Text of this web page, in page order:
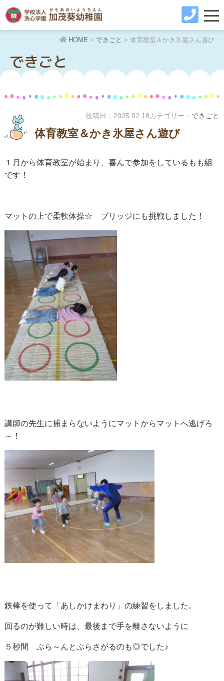
できごと
HOME > できごと >体育教室＆かき氷屋さん遊び
投稿日： 2025.02.18カテゴリー： できごと
体育教室＆かき氷屋さん遊び
１月から体育教室が始まり、喜んで参加をしているもも組
です！
マットの上で柔軟体操☆ ブリッジにも挑戦しました！
講師の先生に捕まらないようにマットからマットへ逃げろ
～！
鉄棒を使って「あしかけまわり」の練習をしました。
回るのが難しい時は、最後まで手を離さないように
５秒間 ぶら～んとぶらさがるのも◎でした♪